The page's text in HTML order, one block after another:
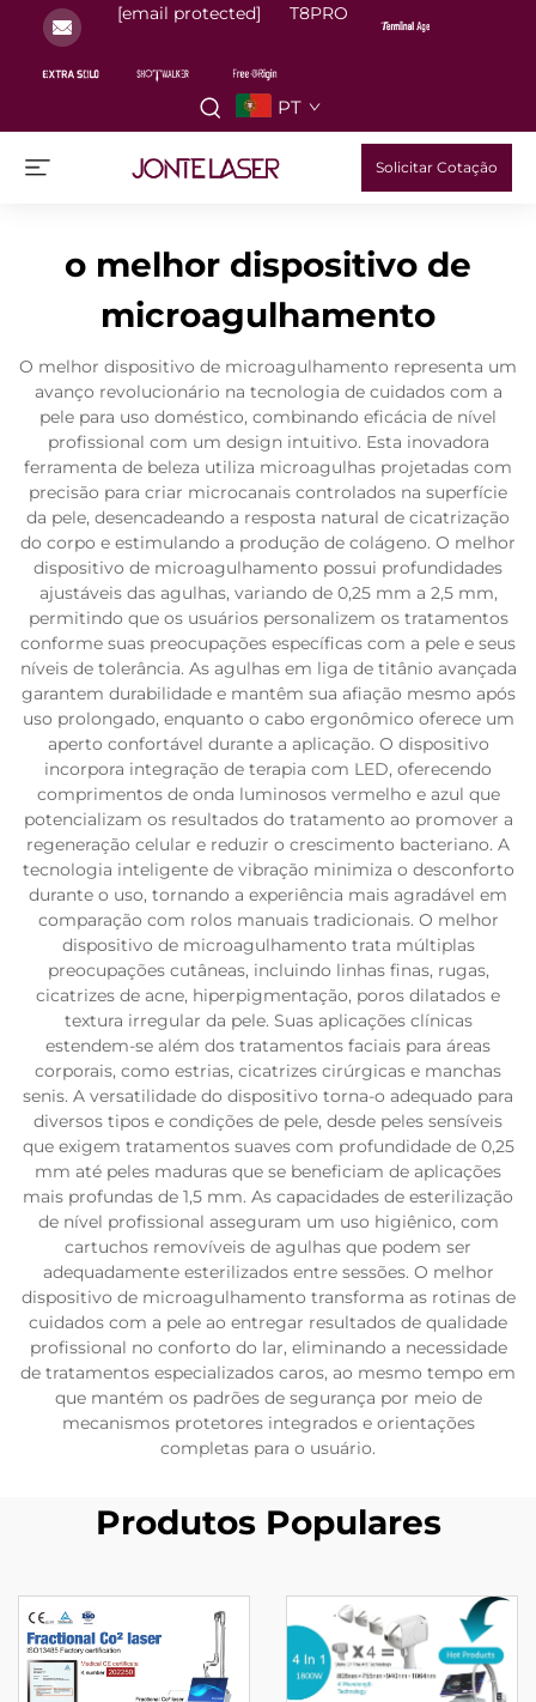
[email protected] T8PRO
PT
Solicitar Cotação
o melhor dispositivo de
microagulhamento
O melhor dispositivo de microagulhamento representa um
avanço revolucionário na tecnologia de cuidados com a
pele para uso doméstico, combinando eficácia de nível
profissional com um design intuitivo. Esta inovadora
ferramenta de beleza utiliza microagulhas projetadas com
precisão para criar microcanais controlados na superfície
da pele, desencadeando a resposta natural de cicatrização
do corpo e estimulando a produção de colágeno. O melhor
dispositivo de microagulhamento possui profundidades
ajustáveis das agulhas, variando de 0,25 mm a 2,5 mm,
permitindo que os usuários personalizem os tratamentos
conforme suas preocupações específicas com a pele e seus
níveis de tolerância. As agulhas em liga de titânio avançada
garantem durabilidade e mantêm sua afiação mesmo após
uso prolongado, enquanto o cabo ergonômico oferece um
aperto confortável durante a aplicação. O dispositivo
incorpora integração de terapia com LED, oferecendo
comprimentos de onda luminosos vermelho e azul que
potencializam os resultados do tratamento ao promover a
regeneração celular e reduzir o crescimento bacteriano. A
tecnologia inteligente de vibração minimiza o desconforto
durante o uso, tornando a experiência mais agradável em
comparação com rolos manuais tradicionais. O melhor
dispositivo de microagulhamento trata múltiplas
preocupações cutâneas, incluindo linhas finas, rugas,
cicatrizes de acne, hiperpigmentação, poros dilatados e
textura irregular da pele. Suas aplicações clínicas
estendem-se além dos tratamentos faciais para áreas
corporais, como estrias, cicatrizes cirúrgicas e manchas
senis. A versatilidade do dispositivo torna-o adequado para
diversos tipos e condições de pele, desde peles sensíveis
que exigem tratamentos suaves com profundidade de 0,25
mm até peles maduras que se beneficiam de aplicações
mais profundas de 1,5 mm. As capacidades de esterilização
de nível profissional asseguram um uso higiênico, com
cartuchos removíveis de agulhas que podem ser
adequadamente esterilizados entre sessões. O melhor
dispositivo de microagulhamento transforma as rotinas de
cuidados com a pele ao entregar resultados de qualidade
profissional no conforto do lar, eliminando a necessidade
de tratamentos especializados caros, ao mesmo tempo em
que mantém os padrões de segurança por meio de
mecanismos protetores integrados e orientações
completas para o usuário.
Produtos Populares